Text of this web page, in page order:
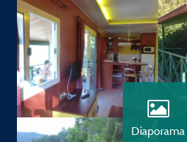
Diaporama